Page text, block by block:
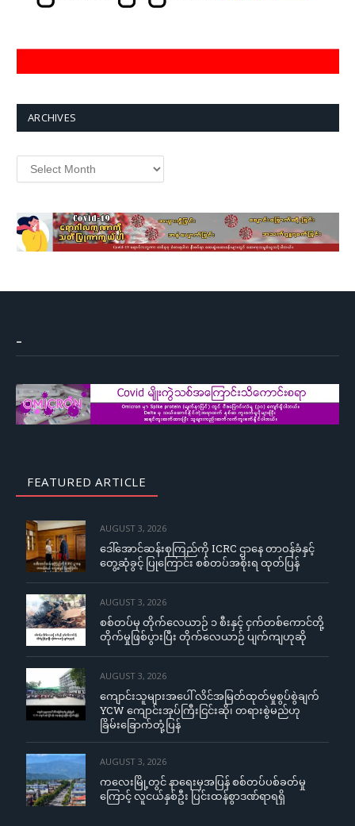
ARCHIVES
Archives
–
FEATURED ARTICLE
AUGUST 3, 2026
ဒေါ်အောင်ဆန်းစုကြည်ကို ICRC ဌာနေ တာဝန်ခံနှင့်
တွေ့ဆုံခွင့် ပြုကြောင်း စစ်တပ်အစိုးရ ထုတ်ပြန်
AUGUST 3, 2026
စစ်တပ်မှ တိုက်လေယာဉ် ၁ စီးနှင့် ငှက်တစ်ကောင်တို့
တိုက်မှုဖြစ်ပွားပြီး တိုက်လေယာဉ် ပျက်ကျဟုဆို
AUGUST 3, 2026
ကျောင်းသူများအပေါ် လိင်အမြတ်ထုတ်မှုစွပ်စွဲချက်
YCW ကျောင်းအုပ်ကြီးငြင်းဆို၊ တရားစွဲမည်ဟု
ခြိမ်းခြောက်တုံ့ပြန်
AUGUST 3, 2026
ကလေးမြို့တွင် နာရေးမှအပြန် စစ်တပ်ပစ်ခတ်မှု
ကြောင့် လူငယ်နှစ်ဦး ပြင်းထန်စွာဒဏ်ရာရရှိ